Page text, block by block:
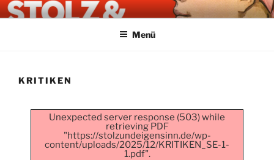
STOLZ & EIGENSINN
Menü
KRITIKEN
Unexpected server response (503) while
retrieving PDF
"https://stolzundeigensinn.de/wp-
content/uploads/2025/12/KRITIKEN_SE-1-
1.pdf".